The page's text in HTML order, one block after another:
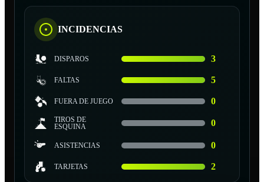
INCIDENCIAS
DISPAROS 3
FALTAS 5
FUERA DE JUEGO 0
TIROS DE
ESQUINA
0
ASISTENCIAS 0
TARJETAS 2